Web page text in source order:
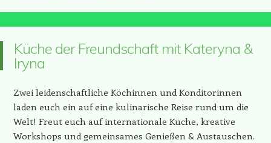
Küche der Freundschaft mit Kateryna &
Iryna
Zwei leidenschaftliche Köchinnen und Konditorinnen
laden euch ein auf eine kulinarische Reise rund um die
Welt! Freut euch auf internationale Küche, kreative
Workshops und gemeinsames Genießen & Austauschen.